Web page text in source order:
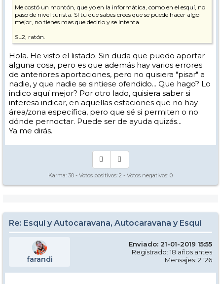
Me costó un montón, que yo en la informática, como en el esquí, no
paso de nivel turista. SI tu que sabes crees que se puede hacer algo
mejor, no tienes mas que decirlo y se intenta.
SL2, ratón.
Hola. He visto el listado. Sin duda que puedo aportar
alguna cosa, pero es que además hay varios errores
de anteriores aportaciones, pero no quisiera "pisar" a
nadie, y que nadie se sintiese ofendido... Que hago? Lo
indico aquí mejor? Por otro lado, quisiera saber si
interesa indicar, en aquellas estaciones que no hay
área/zona específica, pero que sé si permiten o no
dónde pernoctar. Puede ser de ayuda quizás...
Ya me dirás.
Karma: 30 - Votos positivos: 2 - Votos negativos: 0
Re: Esquí y Autocaravana, Autocaravana y Esquí
farandi
Enviado: 21-01-2019 15:55
Registrado: 18 años antes
Mensajes: 2.126